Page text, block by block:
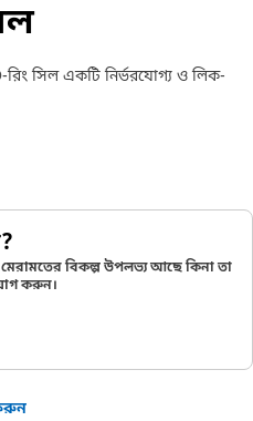
সিল একটি নির্ভরযোগ্য ও লিক-
মেরামতের বিকল্প উপলভ্য আছে কিনা তা
করুন।